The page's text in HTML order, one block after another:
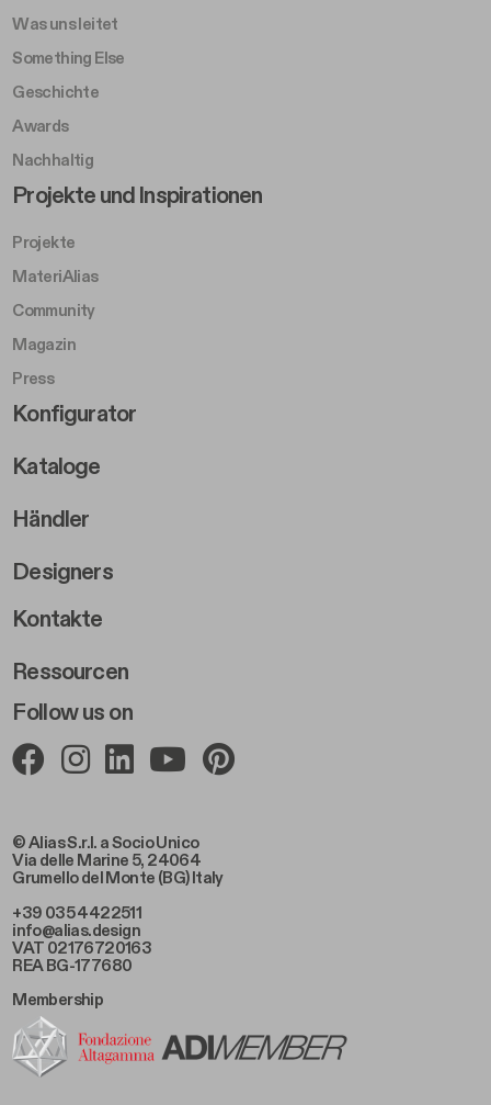
© Alias S.r.l. a Socio Unico
Via delle Marine 5, 24064
Grumello del Monte (BG) Italy
+39 035 4422511
info@alias.design
VAT 02176720163
REA BG-177680
Was uns leitet
Something Else
Geschichte
Awards
Nachhaltig
Follow us on
Footer Left Middle B
Projekte und Inspirationen
Projekte
MateriAlias
Community
Magazin
Press
Footer Right Middle B
Konfigurator
Kataloge
Händler
Designers
Footer Right 2
Kontakte
Ressourcen
Membership